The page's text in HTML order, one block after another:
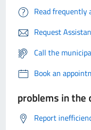
Read frequently
Request
Call the
Book an
problems in the
Report